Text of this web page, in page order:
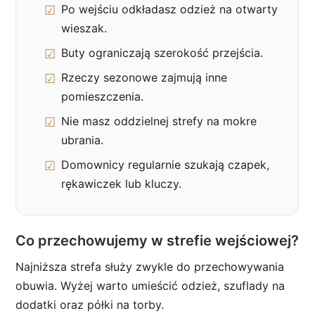
Po wejściu odkładasz odzież na otwarty
wieszak.
Buty ograniczają szerokość przejścia.
Rzeczy sezonowe zajmują inne
pomieszczenia.
Nie masz oddzielnej strefy na mokre
ubrania.
Domownicy regularnie szukają czapek,
rękawiczek lub kluczy.
Co przechowujemy w strefie wejściowej?
Najniższa strefa służy zwykle do przechowywania
obuwia. Wyżej warto umieścić odzież, szuflady na
dodatki oraz półki na torby.